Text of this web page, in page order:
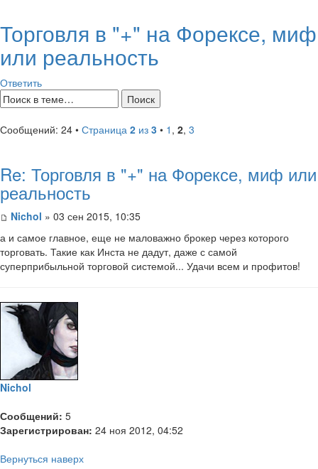
Торговля в "+" на Форексе, миф
или реальность
Ответить
Сообщений: 24 • Страница 2 из 3 • 1 , 2, 3
Re: Торговля в "+" на Форексе, миф или
реальность
Nichol » 03 сен 2015, 10:35
а и самое главное, еще не маловажно брокер через которого
торговать. Такие как Инста не дадут, даже с самой
суперприбыльной торговой системой... Удачи всем и профитов!
Nichol
Сообщений: 5
Зарегистрирован: 24 ноя 2012, 04:52
Вернуться наверх